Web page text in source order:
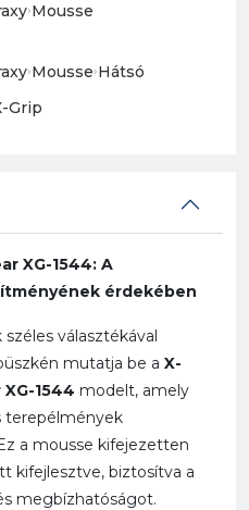
›Mousse
›Mousse›Hátsó
Grip
XG-1544: A
érdekében
választékával
mutatja be a X-
XG-1544 modelt, amely
terepélmények
a mousse kifejezetten
kifejlesztve, biztosítva a
megbízhatóságot.